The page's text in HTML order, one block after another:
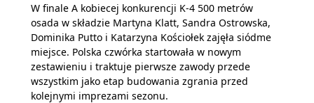
W finale A kobiecej konkurencji K-4 500 metrów
osada w składzie Martyna Klatt, Sandra Ostrowska,
Dominika Putto i Katarzyna Kościołek zajęła siódme
miejsce. Polska czwórka startowała w nowym
zestawieniu i traktuje pierwsze zawody przede
wszystkim jako etap budowania zgrania przed
kolejnymi imprezami sezonu.